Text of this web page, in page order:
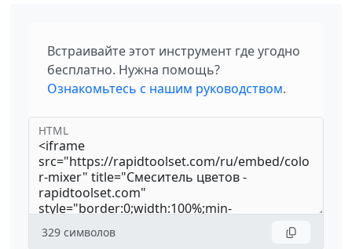
Встраивайте этот инструмент где угодно
бесплатно. Нужна помощь?
Ознакомьтесь с нашим руководством.
HTML
329 символов